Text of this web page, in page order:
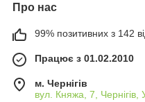
Про нас
99% позитивних з 142
Працює з 01.02.2010
м. Чернігів
вул. Княжа, 7, Чернігів,